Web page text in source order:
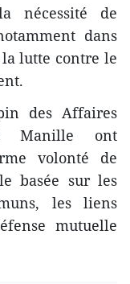
nécessité de
dans
lutte contre le
des Affaires
Manille ont
volonté de
basée sur les
les liens
mutuelle